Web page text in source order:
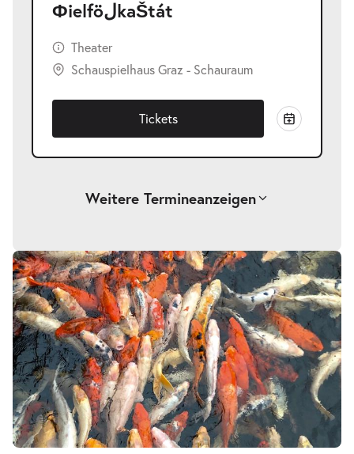
ФielföلkaŠtát
Theater
Schauspielhaus Graz - Schauraum
Tickets
Weitere Termineanzeigen
ФielföلkaŠtát-
Sa.
26.09.2026
Sa. 26.09.2026
20:00 Uhr
Tickets
ФielföلkaŠtát-
Di.
06.10.2026
Di. 06.10.2026
Tickets